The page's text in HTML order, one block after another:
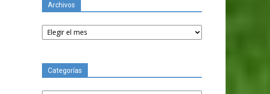
Archivos
Archivos
Categorías
Categorías